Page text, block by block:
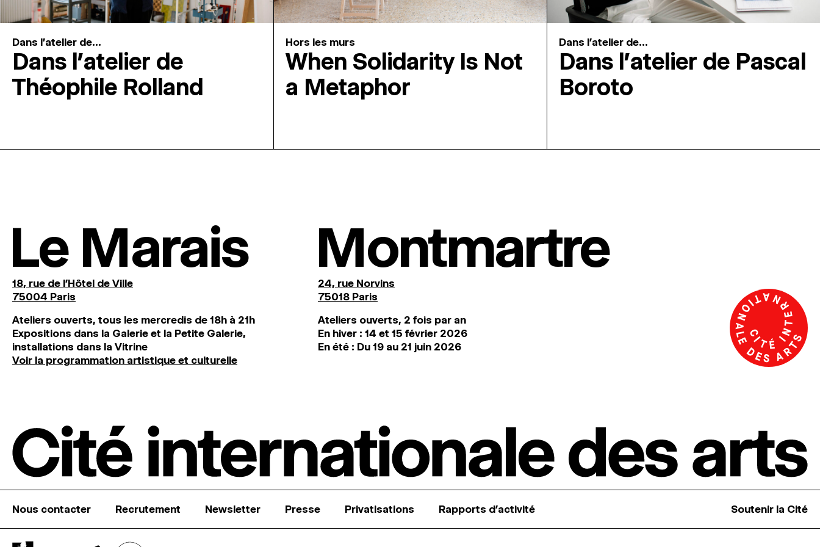
Dans l'atelier de...
Dans l’atelier de
Théophile Rolland
Hors les murs
When Solidarity Is Not
a Metaphor
Dans l'atelier de...
Dans l’atelier de Pascal
Boroto
Le Marais
18, rue de l'Hôtel de Ville
75004 Paris
Ateliers ouverts, tous les mercredis de 18h à 21h
Expositions dans la Galerie et la Petite Galerie,
installations dans la Vitrine
Voir la programmation artistique et culturelle
Montmartre
24, rue Norvins
75018 Paris
Ateliers ouverts, 2 fois par an
En hiver : 14 et 15 février 2026
En été : Du 19 au 21 juin 2026
Nous contacter Recrutement Newsletter Presse Privatisations Rapports d’activité Soutenir la Cité